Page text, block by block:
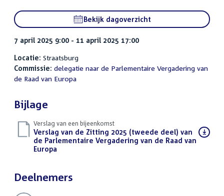
Bekijk dagoverzicht
7 april 2025 9:00 - 11 april 2025 17:00
Locatie: Straatsburg
Commissie: delegatie naar de Parlementaire Vergadering van
de Raad van Europa
Bijlage
Verslag van een bijeenkomst
Download
bestand:
Verslag van de Zitting 2025 (tweede deel) van
de Parlementaire Vergadering van de Raad van
Europa
Deelnemers